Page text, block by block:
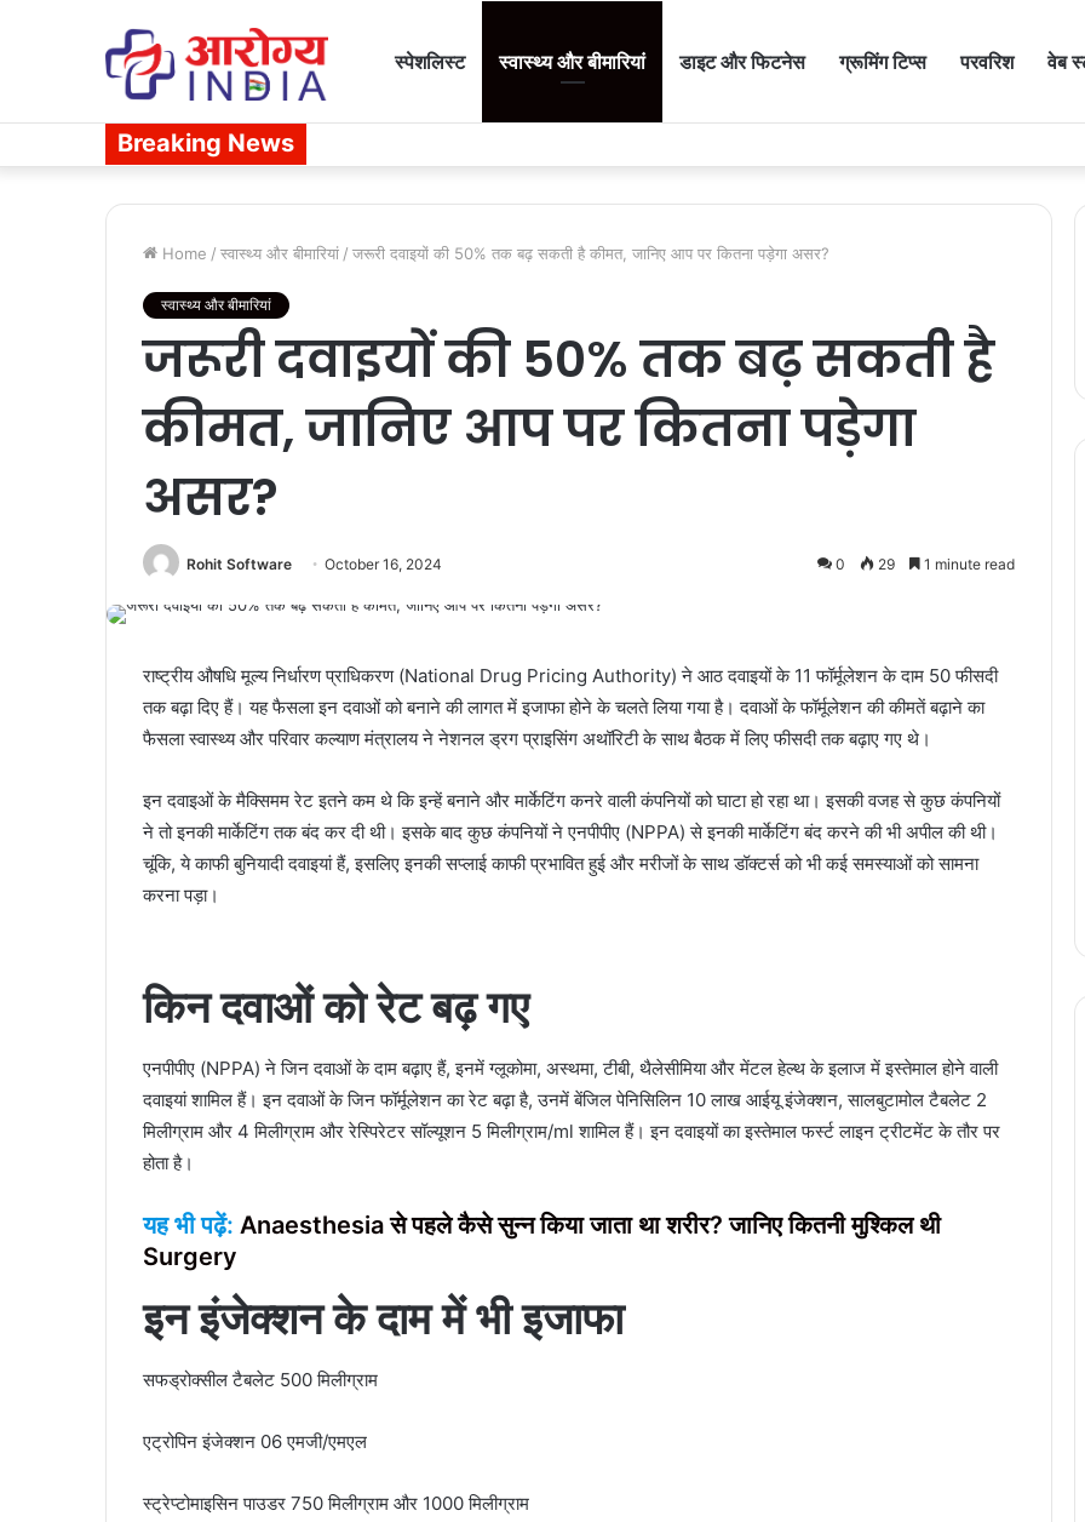
स्पेशलिस्ट स्वास्थ्य और बीमारियां डाइट और फिटनेस ग्रूमिंग टिप्स परवरिश वेब
Breaking News
Home / स्वास्थ्य और बीमारियां / जरूरी दवाइयों की 50% तक बढ़ सकती है कीमत, जानिए आप पर कितना पड़ेगा असर?
स्वास्थ्य और बीमारियां
जरूरी दवाइयों की 50% तक बढ़ सकती है
कीमत, जानिए आप पर कितना पड़ेगा
असर?
Rohit Software October 16, 2024 0 29 1 minute read
राष्ट्रीय औषधि मूल्य निर्धारण प्राधिकरण (National Drug Pricing Authority) ने आठ दवाइयों के 11 फॉर्मूलेशन के दाम 50 फीसदी
तक बढ़ा दिए हैं। यह फैसला इन दवाओं को बनाने की लागत में इजाफा होने के चलते लिया गया है। दवाओं के फॉर्मूलेशन की कीमतें बढ़ाने का
फैसला स्वास्थ्य और परिवार कल्याण मंत्रालय ने नेशनल ड्रग प्राइसिंग अथॉरिटी के साथ बैठक में लिए फीसदी तक बढ़ाए गए थे।
इन दवाइओं के मैक्सिमम रेट इतने कम थे कि इन्हें बनाने और मार्केटिंग कनरे वाली कंपनियों को घाटा हो रहा था। इसकी वजह से कुछ कंपनियों
ने तो इनकी मार्केटिंग तक बंद कर दी थी। इसके बाद कुछ कंपनियों ने एनपीपीए (NPPA) से इनकी मार्केटिंग बंद करने की भी अपील की थी।
चूंकि, ये काफी बुनियादी दवाइयां हैं, इसलिए इनकी सप्लाई काफी प्रभावित हुई और मरीजों के साथ डॉक्टर्स को भी कई समस्याओं को सामना
करना पड़ा।
किन दवाओं को रेट बढ़ गए
एनपीपीए (NPPA) ने जिन दवाओं के दाम बढ़ाए हैं, इनमें ग्लूकोमा, अस्थमा, टीबी, थैलेसीमिया और मेंटल हेल्थ के इलाज में इस्तेमाल होने वाली
दवाइयां शामिल हैं। इन दवाओं के जिन फॉर्मूलेशन का रेट बढ़ा है, उनमें बेंजिल पेनिसिलिन 10 लाख आईयू इंजेक्शन, सालबुटामोल टैबलेट 2
मिलीग्राम और 4 मिलीग्राम और रेस्पिरेटर सॉल्यूशन 5 मिलीग्राम/ml शामिल हैं। इन दवाइयों का इस्तेमाल फर्स्ट लाइन ट्रीटमेंट के तौर पर
होता है।
यह भी पढ़ें: Anaesthesia से पहले कैसे सुन्न किया जाता था शरीर? जानिए कितनी मुश्किल थी
Surgery
इन इंजेक्शन के दाम में भी इजाफा
सफड्रोक्सील टैबलेट 500 मिलीग्राम
एट्रोपिन इंजेक्शन 06 एमजी/एमएल
स्ट्रेप्टोमाइसिन पाउडर 750 मिलीग्राम और 1000 मिलीग्राम